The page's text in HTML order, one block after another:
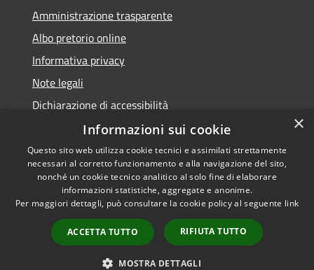
Amministrazione trasparente
Albo pretorio online
Informativa privacy
Note legali
Dichiarazione di accessibilità
Accessibilità
Privacy
Mappa del sito
Copyright © 2026 • Comune di
Cerro al Lambro • Powered by
Municipium•Accesso
redazione
×
Informazioni sui cookie
Questo sito web utilizza cookie tecnici e assimilati strettamente
necessari al corretto funzionamento e alla navigazione del sito,
nonché un cookie tecnico analitico al solo fine di elaborare
informazioni statistiche, aggregate e anonime.
Per maggiori dettagli, può consultare la cookie policy al seguente link
ACCETTA TUTTO RIFIUTA TUTTO
MOSTRA DETTAGLI